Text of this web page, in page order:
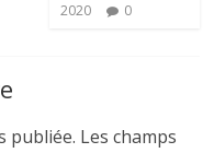
2020
0
publiée. Les champs